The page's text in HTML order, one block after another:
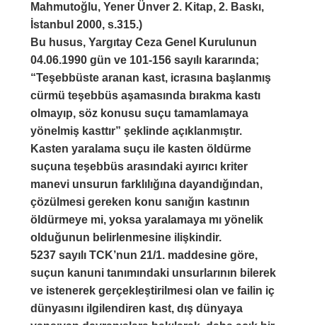
Mahmutoğlu, Yener Ünver 2. Kitap, 2. Baskı,
İstanbul 2000, s.315.)
Bu husus, Yargıtay Ceza Genel Kurulunun
04.06.1990 gün ve 101-156 sayılı kararında;
“Teşebbüste aranan kast, icrasına başlanmış
cürmü teşebbüs aşamasında bırakma kastı
olmayıp, söz konusu suçu tamamlamaya
yönelmiş kasttır” şeklinde açıklanmıştır.
Kasten yaralama suçu ile kasten öldürme
suçuna teşebbüs arasındaki ayırıcı kriter
manevi unsurun farklılığına dayandığından,
çözülmesi gereken konu sanığın kastının
öldürmeye mi, yoksa yaralamaya mı yönelik
olduğunun belirlenmesine ilişkindir.
5237 sayılı TCK’nun 21/1. maddesine göre,
suçun kanuni tanımındaki unsurlarının bilerek
ve istenerek gerçekleştirilmesi olan ve failin iç
dünyasını ilgilendiren kast, dış dünyaya